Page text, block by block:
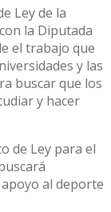
Ley de la
la Diputada
el trabajo que
y las
buscar que los
y hacer
de Ley para el
al deporte